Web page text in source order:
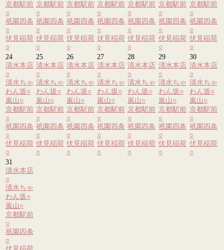
京都駅前
○
祇園四条
○
伏見稲荷
○
京都駅前
○
祇園四条
○
伏見稲荷
○
京都駅前
○
祇園四条
○
伏見稲荷
○
京都駅前
○
祇園四条
○
伏見稲荷
○
京都駅前
○
祇園四条
○
伏見稲荷
○
京都駅前
○
祇園四条
○
伏見稲荷
○
京都駅前
○
祇園四条
○
伏見稲荷
○
24
清水本店
○
清水ちゃ
わん坂○
嵐山○
京都駅前
○
祇園四条
○
伏見稲荷
○
25
清水本店
○
清水ちゃ
わん坂○
嵐山○
京都駅前
○
祇園四条
○
伏見稲荷
○
26
清水本店
○
清水ちゃ
わん坂○
嵐山○
京都駅前
○
祇園四条
○
伏見稲荷
○
27
清水本店
○
清水ちゃ
わん坂○
嵐山○
京都駅前
○
祇園四条
○
伏見稲荷
○
28
清水本店
○
清水ちゃ
わん坂○
嵐山○
京都駅前
○
祇園四条
○
伏見稲荷
○
29
清水本店
○
清水ちゃ
わん坂○
嵐山○
京都駅前
○
祇園四条
○
伏見稲荷
○
30
清水本店
○
清水ちゃ
わん坂○
嵐山○
京都駅前
○
祇園四条
○
伏見稲荷
○
31
清水本店
○
清水ちゃ
わん坂○
嵐山○
京都駅前
○
祇園四条
○